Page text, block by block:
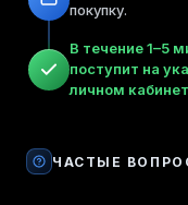
покупку.
В течение 1–5
поступит на
личном
ЧАСТЫЕ